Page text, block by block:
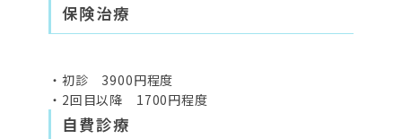
保険治療
・初診 3900円程度
・2回目以降 1700円程度
自費診療